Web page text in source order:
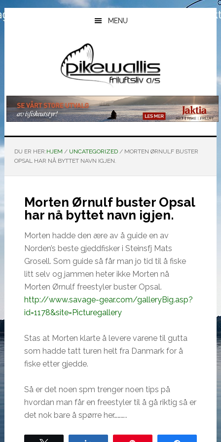
Hopp
til
Hopp
til
Hopp
til
MENU
DU ER HER:HJEM / UNCATEGORIZED /MORTEN ØRNULF BUSTER
OPSAL HAR NÅ BYTTET NAVN IGJEN.
Morten Ørnulf buster Opsal
har nå byttet navn igjen.
Morten hadde den ære av å guide en av
Norden’s beste gjeddfisker i Steinsfj Mats
Grosell. Som guide så får man jo tid til å fiske
litt selv og jammen heter ikke Morten nå
Morten Ørnulf freestyler buster Opsal.
http://www.savage-gear.com/galleryBig.asp?
id=1178&site=Picturegallery
Stas at Morten klarte å levere varene til gutta
som hadde tatt turen helt fra Danmark for å
fiske etter gjedde.
Så er det noen spm trenger noen tips på
hvordan man får en freestyler til å gå riktig så er
det nok bare å spørre her………..